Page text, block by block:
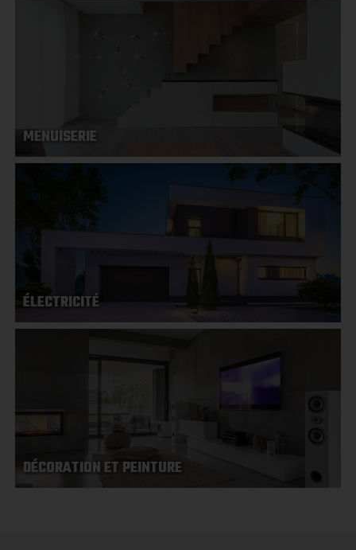
MENUISERIE
ÉLECTRICITÉ
DÉCORATION ET PEINTURE